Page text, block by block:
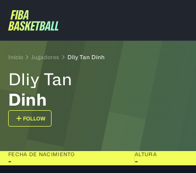
Inicio Jugadores Dliy Tan Dinh
Dliy Tan
Dinh
FOLLOW
FECHA DE NACIMIENTO
-
ALTURA
-